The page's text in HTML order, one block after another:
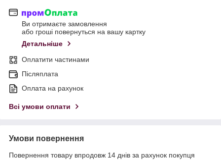
Ви отримаєте замовлення
або гроші повернуться на вашу картку
Детальніше
Оплатити частинами
Післяплата
Оплата на рахунок
Всі умови оплати
Умови повернення
Повернення товару впродовж 14 днів за рахунок покупця